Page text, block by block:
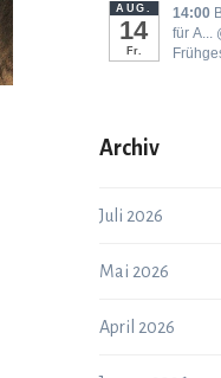
AUG.
14
Fr.
14:00
für A...
Archiv
Juli 2026
Mai 2026
April 2026